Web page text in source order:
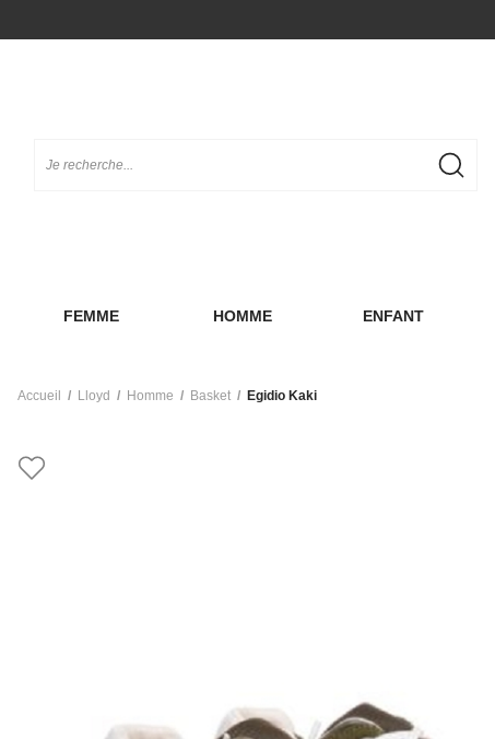
FEMME HOMME ENFANT
Accueil Lloyd Homme Basket Egidio Kaki